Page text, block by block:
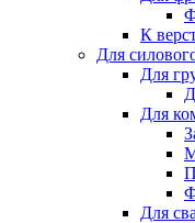
К
Для
Для
Для
Для